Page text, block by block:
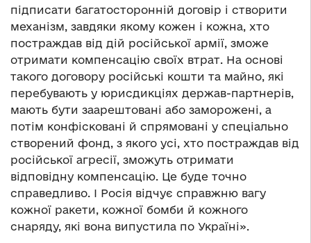
підписати багатосторонній договір і створити
механізм, завдяки якому кожен і кожна, хто
постраждав від дій російської армії, зможе
отримати компенсацію своїх втрат. На основі
такого договору російські кошти та майно, які
перебувають у юрисдикціях держав-партнерів,
мають бути заарештовані або заморожені, а
потім конфісковані й спрямовані у спеціально
створений фонд, з якого усі, хто постраждав від
російської агресії, зможуть отримати
відповідну компенсацію. Це буде точно
справедливо. І Росія відчує справжню вагу
кожної ракети, кожної бомби й кожного
снаряду, які вона випустила по Україні».